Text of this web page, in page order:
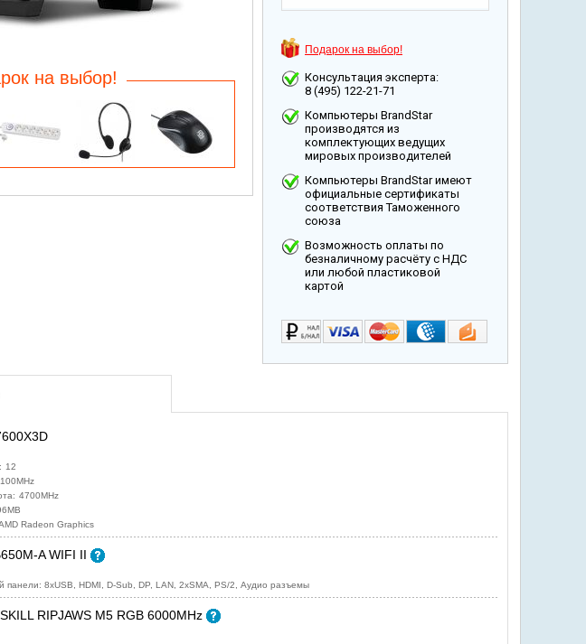
на выбор!
Подарок на выбор!
Консультация эксперта:
8 (495) 122-21-71
Компьютеры BrandStar
производятся из
комплектующих ведущих
мировых производителей
Компьютеры BrandStar имеют
официальные сертификаты
соответствия Таможенного
союза
Возможность оплаты по
безналичному расчёту с НДС
или любой пластиковой
картой
12
4700MHz
Radeon Graphics
A WIFI II
панели: 8xUSB, HDMI, D-Sub, DP, LAN, 2xSMA, PS/2, Аудио разъемы
RIPJAWS M5 RGB 6000MHz